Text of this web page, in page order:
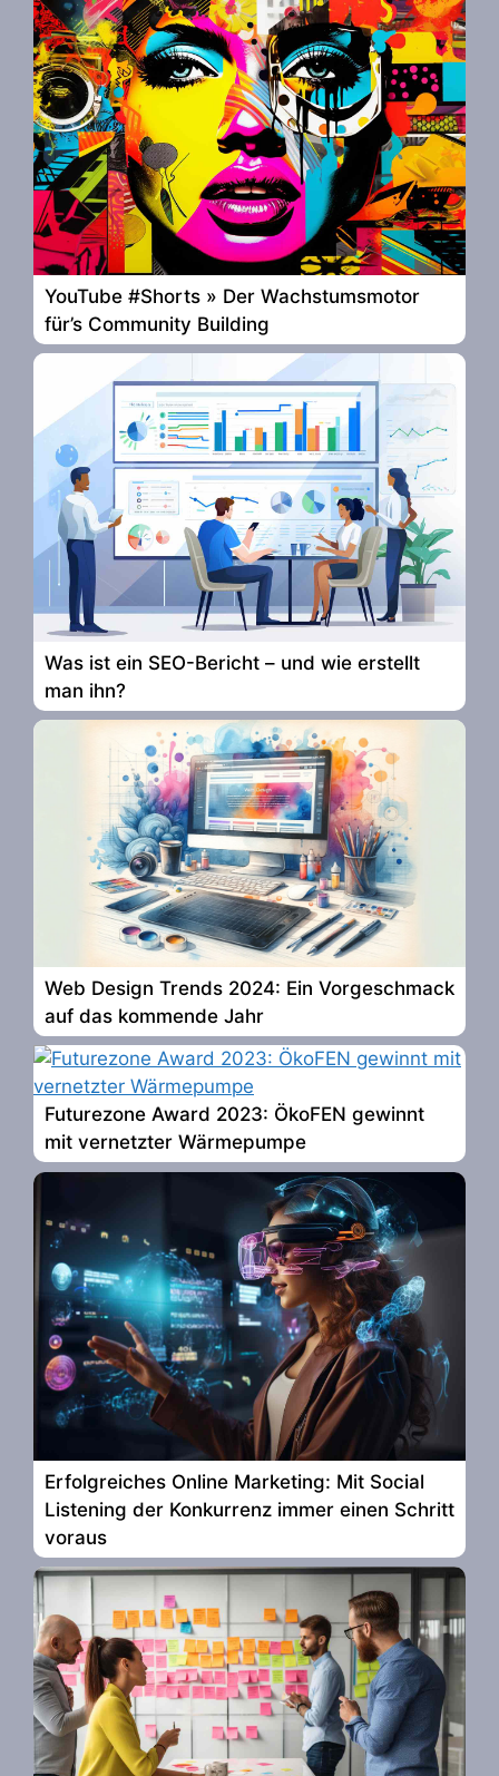
YouTube #Shorts » Der Wachstumsmotor
für’s Community Building
Was ist ein SEO-Bericht – und wie erstellt
man ihn?
Web Design Trends 2024: Ein Vorgeschmack
auf das kommende Jahr
Futurezone Award 2023: ÖkoFEN gewinnt
mit vernetzter Wärmepumpe
Erfolgreiches Online Marketing: Mit Social
Listening der Konkurrenz immer einen Schritt
voraus